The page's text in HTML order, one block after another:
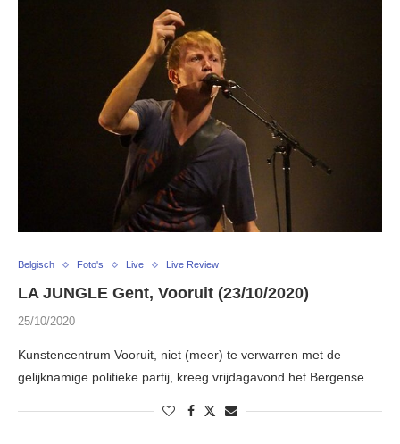
Belgisch Foto's Live Live Review
LA JUNGLE Gent, Vooruit (23/10/2020)
25/10/2020
Kunstencentrum Vooruit, niet (meer) te verwarren met de
gelijknamige politieke partij, kreeg vrijdagavond het Bergense …